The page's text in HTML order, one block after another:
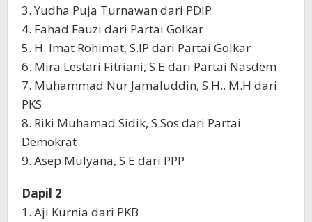
3. Yudha Puja Turnawan dari PDIP
4. Fahad Fauzi dari Partai Golkar
5. H. Imat Rohimat, S.IP dari Partai Golkar
6. Mira Lestari Fitriani, S.E dari Partai Nasdem
7. Muhammad Nur Jamaluddin, S.H., M.H dari
PKS
8. Riki Muhamad Sidik, S.Sos dari Partai
Demokrat
9. Asep Mulyana, S.E dari PPP
Dapil 2
1. Aji Kurnia dari PKB